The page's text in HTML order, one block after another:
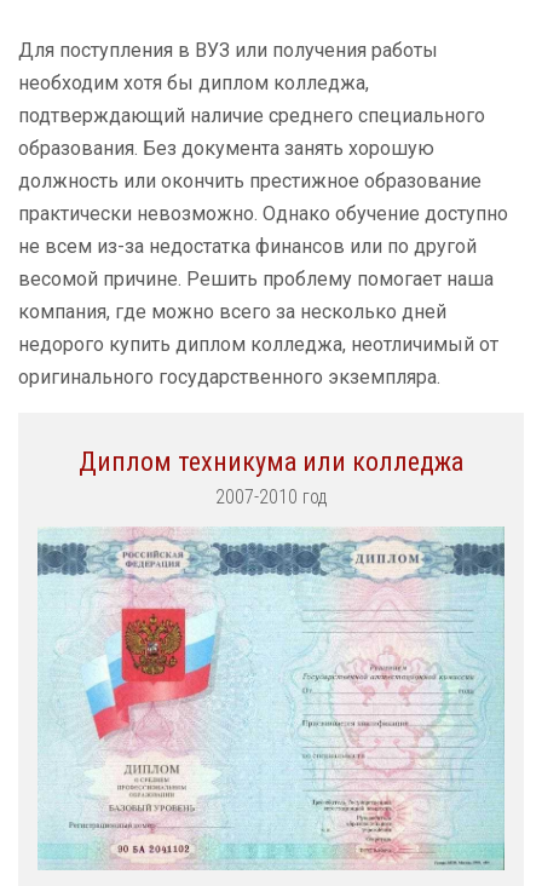
Для поступления в ВУЗ или получения работы
необходим хотя бы диплом колледжа,
подтверждающий наличие среднего специального
образования. Без документа занять хорошую
должность или окончить престижное образование
практически невозможно. Однако обучение доступно
не всем из-за недостатка финансов или по другой
весомой причине. Решить проблему помогает наша
компания, где можно всего за несколько дней
недорого купить диплом колледжа, неотличимый от
оригинального государственного экземпляра.
Диплом техникума или колледжа
2007-2010 год